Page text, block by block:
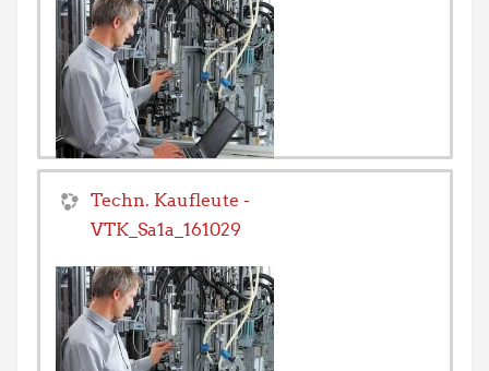
Techn. Kaufleute -
VTK_Sa1a_161029
Trainer/in:Rolf Bill